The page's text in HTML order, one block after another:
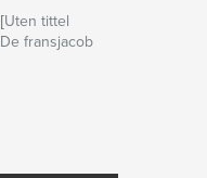
[Uten tittel
De fransjacob